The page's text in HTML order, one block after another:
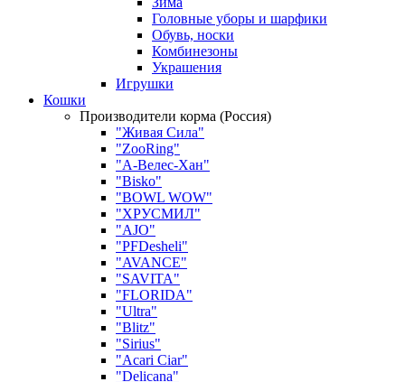
Головные уборы и шарфики
Обувь, носки
Комбинезоны
Украшения
Игрушки
Кошки
Производители корма (Россия)
"Живая Сила"
"ZooRing"
"А-Велес-Хан"
"Bisko"
"BOWL WOW"
"ХРУСМИЛ"
"AJO"
"PFDesheli"
"AVANCE"
"SAVITA"
"FLORIDA"
"Ultra"
"Blitz"
"Sirius"
"Acari Ciar"
"Delicana"